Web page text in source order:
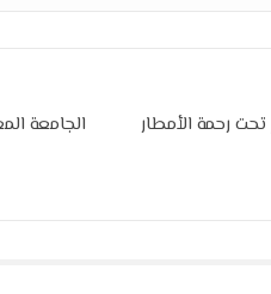
تحت رحمة الأمطار
الجامعة